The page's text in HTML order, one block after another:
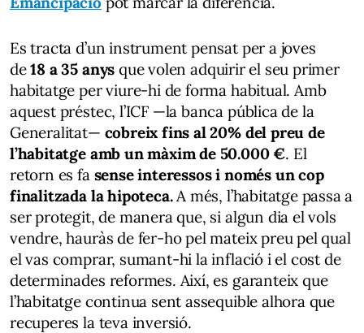
Es tracta d’un instrument pensat per a joves
de18 a 35 anys que volen adquirir el seu primer
habitatge per viure-hi de forma habitual. Amb
aquest préstec, l’ICF —la banca pública de la
Generalitat— cobreix fins al 20% del preu de
l’habitatge amb un màxim de 50.000 €. El
retorn es fa sense interessos i només un cop
finalitzada la hipoteca. A més, l’habitatge passa a
ser protegit, de manera que, si algun dia el vols
vendre, hauràs de fer-ho pel mateix preu pel qual
el vas comprar, sumant-hi la inflació i el cost de
determinades reformes. Així, es garanteix que
l’habitatge continua sent assequible alhora que
recuperes la teva inversió.